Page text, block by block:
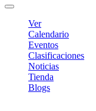
Ver
Calendario
Eventos
Clasificaciones
Noticias
Tienda
Blogs